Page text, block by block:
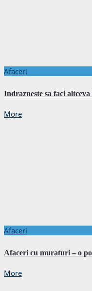
Afaceri
Indrazneste sa faci altceva
More
Afaceri
Afaceri cu muraturi – o
More